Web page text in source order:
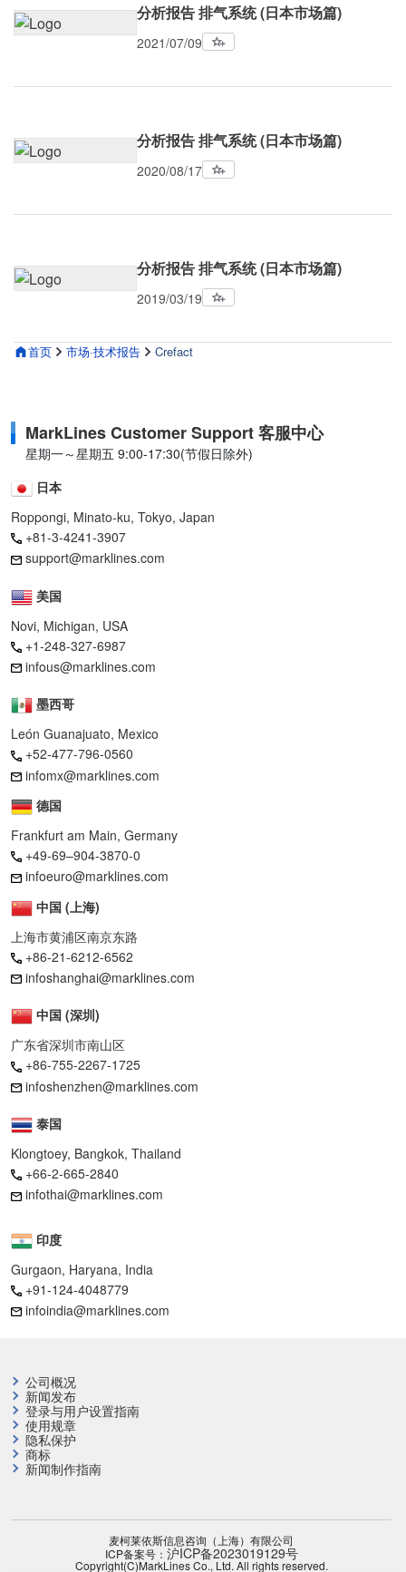
首页 市场·技术报告 Crefact
分析报告 排气系统 (日本市场篇)
2021/07/09
分析报告 排气系统 (日本市场篇)
2020/08/17
分析报告 排气系统 (日本市场篇)
2019/03/19
MarkLines Customer Support 客服中心
星期一～星期五 9:00-17:30(节假日除外)
日本
Roppongi, Minato-ku, Tokyo, Japan
+81-3-4241-3907
support@marklines.com
美国
Novi, Michigan, USA
+1-248-327-6987
infous@marklines.com
墨西哥
León Guanajuato, Mexico
+52-477-796-0560
infomx@marklines.com
德国
Frankfurt am Main, Germany
+49-69–904-3870-0
infoeuro@marklines.com
中国 (上海)
上海市黄浦区南京东路
+86-21-6212-6562
infoshanghai@marklines.com
中国 (深圳)
广东省深圳市南山区
+86-755-2267-1725
infoshenzhen@marklines.com
泰国
Klongtoey, Bangkok, Thailand
+66-2-665-2840
infothai@marklines.com
印度
Gurgaon, Haryana, India
+91-124-4048779
infoindia@marklines.com
公司概况
新闻发布
登录与用户设置指南
使用规章
隐私保护
商标
新闻制作指南
麦柯莱依斯信息咨询（上海）有限公司
ICP备案号： 沪ICP备2023019129号
Copyright(C)MarkLines Co., Ltd. All rights reserved.